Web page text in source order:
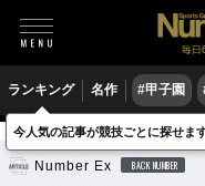
毎日
ランキング 名作 #甲子園
バスケットボール
Number Ex BACK NUMBER
今人気の記事が競技ごとに探せま